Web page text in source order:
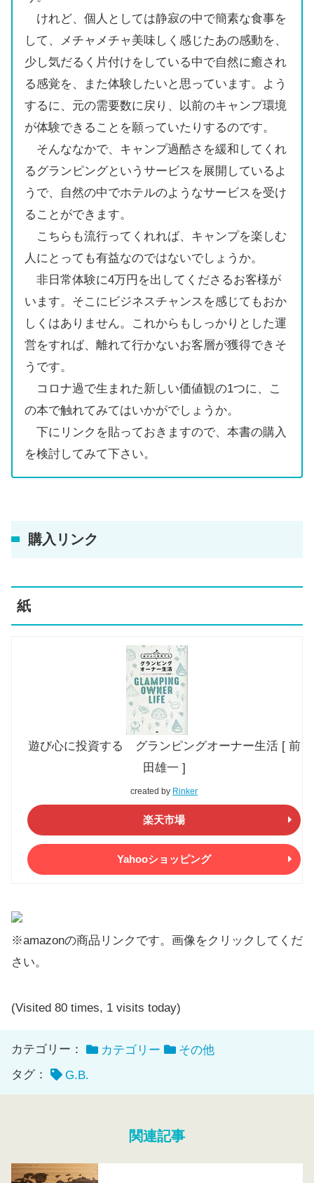
けれど、個人としては静寂の中で簡素な食事を
して、メチャメチャ美味しく感じたあの感動を、
少し気だるく片付けをしている中で自然に癒され
る感覚を、また体験したいと思っています。よう
するに、元の需要数に戻り、以前のキャンプ環境
が体験できることを願っていたりするのです。
そんななかで、キャンプ過酷さを緩和してくれ
るグランピングというサービスを展開しているよ
うで、自然の中でホテルのようなサービスを受け
ることができます。
こちらも流行ってくれれば、キャンプを楽しむ
人にとっても有益なのではないでしょうか。
非日常体験に4万円を出してくださるお客様が
います。そこにビジネスチャンスを感じてもおか
しくはありません。これからもしっかりとした運
営をすれば、離れて行かないお客層が獲得できそ
うです。
コロナ過で生まれた新しい価値観の1つに、こ
の本で触れてみてはいかがでしょうか。
下にリンクを貼っておきますので、本書の購入
を検討してみて下さい。
購入リンク
紙
遊び心に投資する グランピングオーナー生活 [ 前
田雄一 ]
created by Rinker
楽天市場
Yahooショッピング
※amazonの商品リンクです。画像をクリックしてくだ
さい。
(Visited 80 times, 1 visits today)
カテゴリー： カテゴリー
その他
タグ：
G.B.
関連記事